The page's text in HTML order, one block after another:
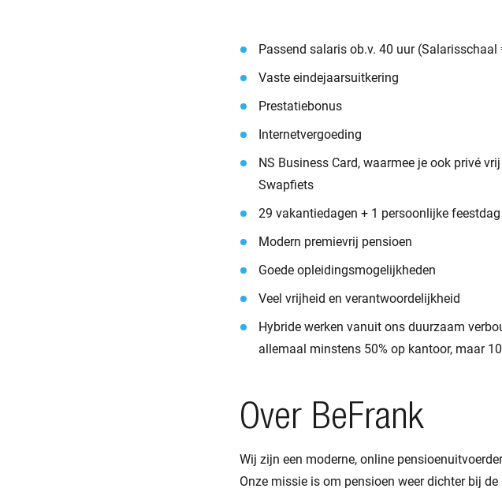
Passend salaris ob.v. 40 uur
Vaste eindejaarsuitkering
Prestatiebonus
Internetvergoeding
NS Business Card, waarmee je ook privé
Swapfiets
29 vakantiedagen + 1 persoonlijke feestdag
Modern premievrij pensioen
Goede opleidingsmogelijkheden
Veel vrijheid en verantwoordelijkheid
Hybride werken vanuit ons duurzaam
allemaal minstens 50% op kantoor, maar
Over BeFrank
Wij zijn een moderne, online
Onze missie is om pensioen weer dichter bij